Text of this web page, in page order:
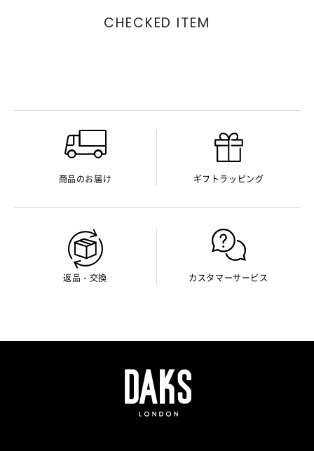
CHECKED ITEM
商品のお届け ギフトラッピング
返品・交換 カスタマーサービス